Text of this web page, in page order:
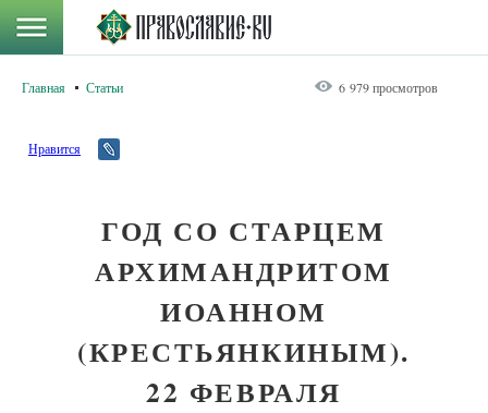
Главная Статьи 6 979 просмотров
Нравится
ГОД СО СТАРЦЕМ
АРХИМАНДРИТОМ
ИОАННОМ
(КРЕСТЬЯНКИНЫМ).
22 ФЕВРАЛЯ